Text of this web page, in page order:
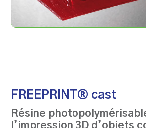
FREEPRINT® cast
Résine
l’impression 3D d’objets